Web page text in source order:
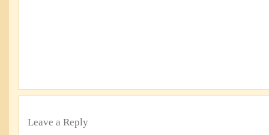
Leave a Reply